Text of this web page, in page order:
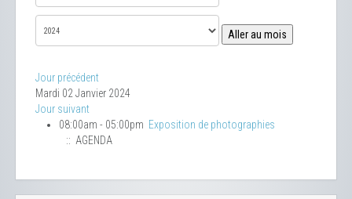
Aller au mois
Jour précédent
Mardi 02 Janvier 2024
Jour suivant
08:00am - 05:00pm Exposition de photographies
:: AGENDA